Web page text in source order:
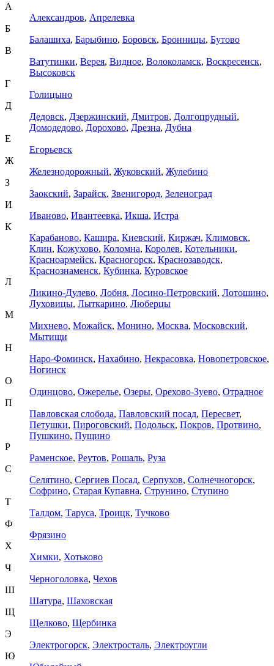
А
Александров, Апрелевка
Б
Балашиха, Барыбино, Боровск, Бронницы, Бутово
В
Ватутинки, Верея, Видное, Волоколамск, Воскресенск,
Высоковск
Г
Голицыно
Д
Дедовск, Дзержинский, Дмитров, Долгопрудный,
Домодедово, Дорохово, Дрезна, Дубна
Е
Егорьевск
Ж
Железнодорожный, Жуковский, Жулебино
З
Заокский, Зарайск, Звенигород, Зеленоград
И
Иваново, Ивантеевка, Икша, Истра
К
Карабаново, Кашира, Киевский, Киржач, Климовск,
Клин, Кожухово, Коломна, Королев, Котельники,
Красноармейск, Красногорск, Краснозаводск,
Краснознаменск, Кубинка, Куровское
Л
Ликино-Дулево, Лобня, Лосино-Петровский, Лотошино,
Луховицы, Лыткарино, Люберцы
М
Михнево, Можайск, Монино, Москва, Московский,
Мытищи
Н
Наро-Фоминск, Нахабино, Некрасовка, Новопетровское,
Ногинск
О
Одинцово, Ожерелье, Озеры, Орехово-Зуево, Отрадное
П
Павловская слобода, Павловский посад, Пересвет,
Петушки, Пироговский, Подольск, Покров, Протвино,
Пушкино, Пущино
Р
Раменское, Реутов, Рошаль, Руза
С
Селятино, Сергиев Посад, Серпухов, Солнечногорск,
Софрино, Старая Купавна, Струнино, Ступино
Т
Талдом, Таруса, Троицк, Тучково
Ф
Фрязино
Х
Химки, Хотьково
Ч
Черноголовка, Чехов
Ш
Шатура, Шаховская
Щ
Щелково, Щербинка
Э
Электрогорск, Электросталь, Электроугли
Ю